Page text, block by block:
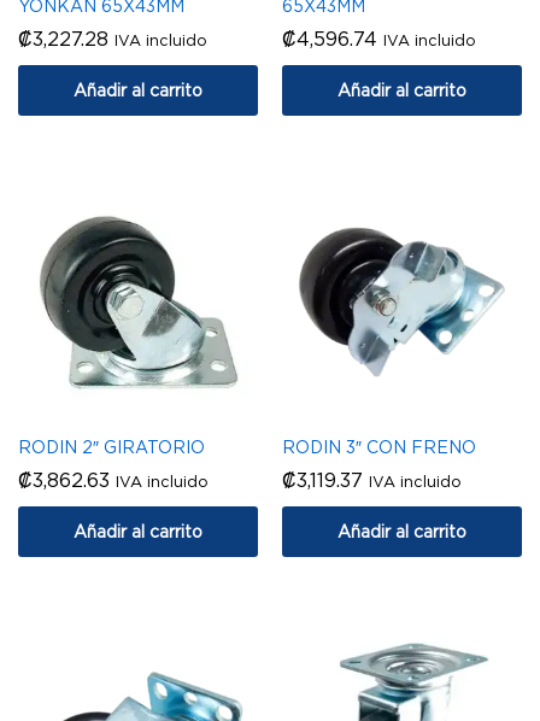
YONKAN 65X43MM
₡3,227.28 IVA incluido
Añadir al carrito
65X43MM
₡4,596.74 IVA incluido
Añadir al carrito
RODIN 2″ GIRATORIO
₡3,862.63 IVA incluido
Añadir al carrito
RODIN 3″ CON FRENO
₡3,119.37 IVA incluido
Añadir al carrito